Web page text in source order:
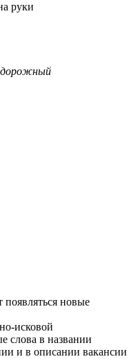
руки
новые
исковой
слова в названии
и в описании вакансии